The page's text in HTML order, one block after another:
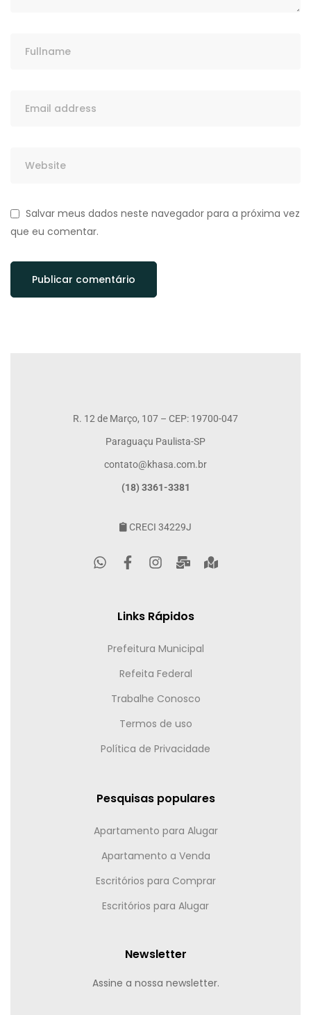
Salvar meus dados neste navegador para a próxima vez
que eu comentar.
R. 12 de Março, 107 – CEP: 19700-047
Paraguaçu Paulista-SP
contato@khasa.com.br
(18) 3361-3381
CRECI 34229J
Links Rápidos
Prefeitura Municipal
Refeita Federal
Trabalhe Conosco
Termos de uso
Política de Privacidade
Pesquisas populares
Apartamento para Alugar
Apartamento a Venda
Escritórios para Comprar
Escritórios para Alugar
Newsletter
Assine a nossa newsletter.